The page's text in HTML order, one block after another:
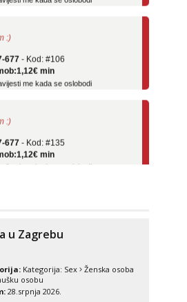
:)
677
min
me kada se oslobodi
:)
677
min
me kada se oslobodi
me kada se oslobodi
677- Kod: #123
u Zagrebu
Kategorija: Sex
Ženska osoba
osobu
28.srpnja 2026.